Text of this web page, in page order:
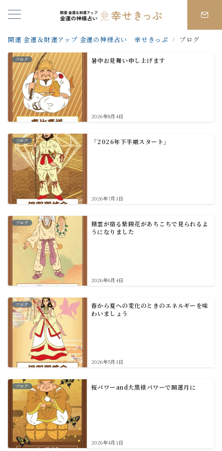
開運 金運＆財運アップ 金運の神様占い 幸せきっぷ ブログ
ブログ 暑中お見舞い申し上げます
2026年8月4日
ブログ 「2026年下半期スタート」
2026年7月1日
ブログ
精霊が宿る紫陽花があちこちで見られるよ
うになりました
2026年6月4日
ブログ
春から夏への変化のときのエネルギーを味
わいましょう
2026年5月1日
ブログ 桜パワーand大黒様パワーで開運月に
2026年4月1日